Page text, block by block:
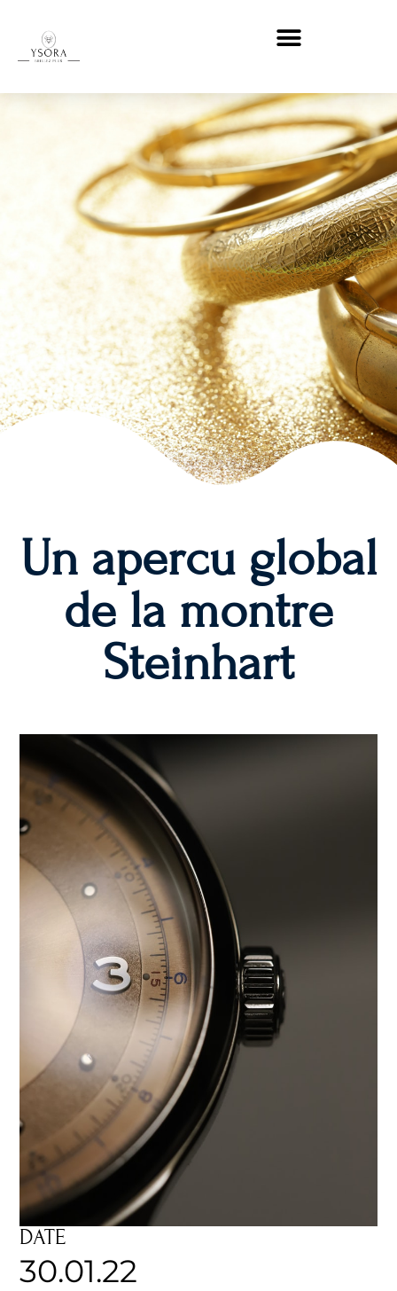
Un apercu global
de la montre
Steinhart
DATE
30.01.22